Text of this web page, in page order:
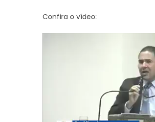
Confira o vídeo: